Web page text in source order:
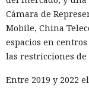
Cámara de
Mobile, China
espacios en
las restricciones
Entre 2019 y 2022